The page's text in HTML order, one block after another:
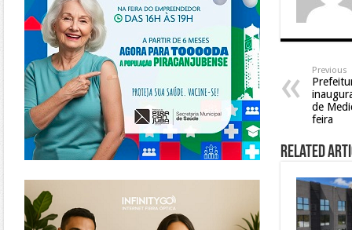
Previous
de
feira
Related
https://www.infinitygo.com.br/